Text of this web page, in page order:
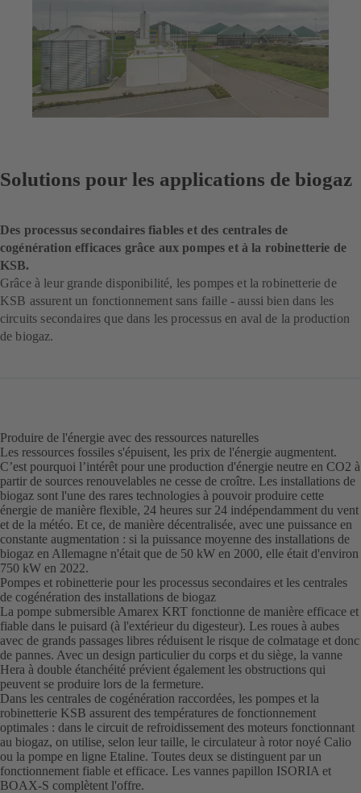
Solutions pour les applications de biogaz
Des processus secondaires fiables et des centrales de
cogénération efficaces grâce aux pompes et à la robinetterie de
KSB.
Grâce à leur grande disponibilité, les pompes et la robinetterie de
KSB assurent un fonctionnement sans faille - aussi bien dans les
circuits secondaires que dans les processus en aval de la production
de biogaz.
Produire de l'énergie avec des ressources naturelles
Les ressources fossiles s'épuisent, les prix de l'énergie augmentent.
C’est pourquoi l’intérêt pour une production d'énergie neutre en CO2 à
partir de sources renouvelables ne cesse de croître. Les installations de
biogaz sont l'une des rares technologies à pouvoir produire cette
énergie de manière flexible, 24 heures sur 24 indépendamment du vent
et de la météo. Et ce, de manière décentralisée, avec une puissance en
constante augmentation : si la puissance moyenne des installations de
biogaz en Allemagne n'était que de 50 kW en 2000, elle était d'environ
750 kW en 2022.
Pompes et robinetterie pour les processus secondaires et les centrales
de cogénération des installations de biogaz
La pompe submersible Amarex KRT fonctionne de manière efficace et
fiable dans le puisard (à l'extérieur du digesteur). Les roues à aubes
avec de grands passages libres réduisent le risque de colmatage et donc
de pannes. Avec un design particulier du corps et du siège, la vanne
Hera à double étanchéité prévient également les obstructions qui
peuvent se produire lors de la fermeture.
Dans les centrales de cogénération raccordées, les pompes et la
robinetterie KSB assurent des températures de fonctionnement
optimales : dans le circuit de refroidissement des moteurs fonctionnant
au biogaz, on utilise, selon leur taille, le circulateur à rotor noyé Calio
ou la pompe en ligne Etaline. Toutes deux se distinguent par un
fonctionnement fiable et efficace. Les vannes papillon ISORIA et
BOAX-S complètent l'offre.